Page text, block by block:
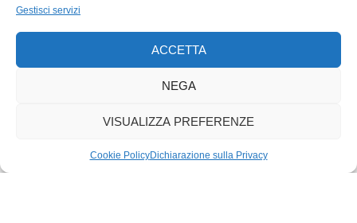
Gestisci servizi
ACCETTA
NEGA
VISUALIZZA PREFERENZE
Cookie PolicyDichiarazione sulla Privacy
possibilità, di differenti percorsi esistenziali. Tuttavia una vita
senza scelte equivale a una morte a piccole dosi.
Con fiducia nelle tue capacità attuali ti invio affettuosi auguri